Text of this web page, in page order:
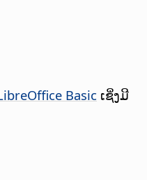
Basic ເຊິ່ງມີ